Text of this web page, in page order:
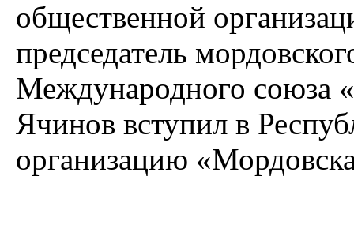
общественной
председатель
Международного союза
Ячинов вступил в
организацию